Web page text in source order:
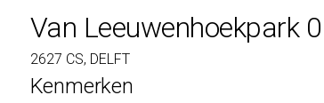
Van Leeuwenhoekpark 0
2627 CS, DELFT
Kenmerken